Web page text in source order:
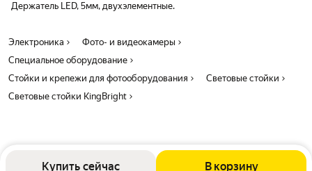
Купить сейчас В корзину
Держатель LED, 5мм, двухэлементные.
Электроника
Фото- и видеокамеры
Специальное оборудование
Стойки и крепежи для фотооборудования
Световые стойки
Световые стойки KingBright